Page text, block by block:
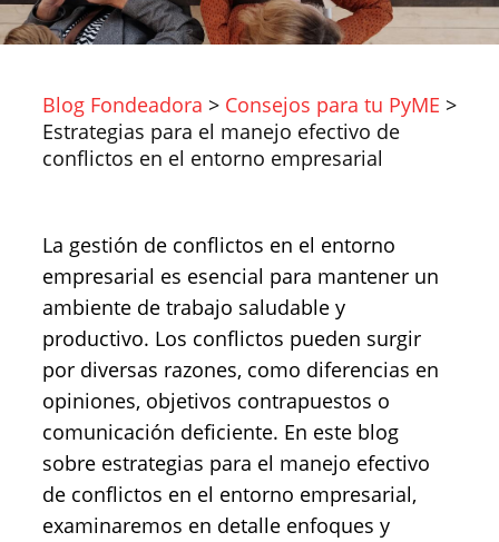
Blog Fondeadora > Consejos para tu PyME >
Estrategias para el manejo efectivo de
conflictos en el entorno empresarial
La gestión de conflictos en el entorno
empresarial es esencial para mantener un
ambiente de trabajo saludable y
productivo. Los conflictos pueden surgir
por diversas razones, como diferencias en
opiniones, objetivos contrapuestos o
comunicación deficiente. En este blog
sobre estrategias para el manejo efectivo
de conflictos en el entorno empresarial,
examinaremos en detalle enfoques y